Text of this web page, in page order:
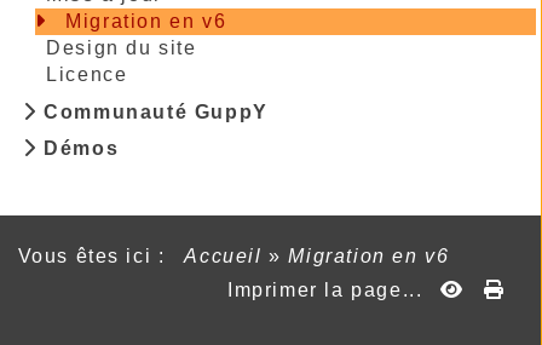
Migration en v6
Design du site
Licence
Communauté GuppY
Démos
Vous êtes ici : Accueil»Migration en v6
Imprimer la page...